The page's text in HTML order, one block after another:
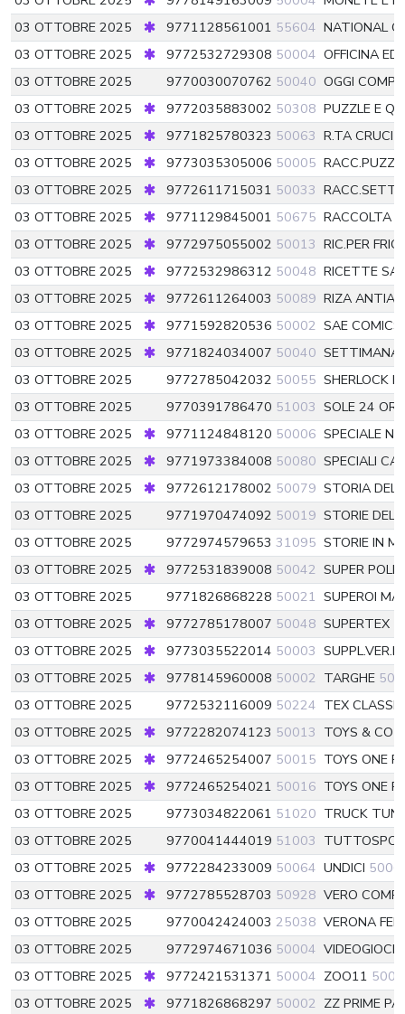
03 OTTOBRE 2025
9771128561001 55604 NATIONAL
03 OTTOBRE 2025
9772532729308 50004 OFFICINA
03 OTTOBRE 2025
9770030070762 50040 OGGI
03 OTTOBRE 2025
9772035883002 50308 PUZZLE E
03 OTTOBRE 2025
9771825780323 50063 R.TA CRUCI
03 OTTOBRE 2025
9773035305006 50005
03 OTTOBRE 2025
9772611715031 50033
03 OTTOBRE 2025
9771129845001 50675 RACCOLTA
03 OTTOBRE 2025
9772975055002 50013 RIC.PER
03 OTTOBRE 2025
9772532986312 50048 RICETTE
03 OTTOBRE 2025
9772611264003 50089 RIZA
03 OTTOBRE 2025
9771592820536 50002 SAE
03 OTTOBRE 2025
9771824034007 50040
03 OTTOBRE 2025
9772785042032 50055 SHERLOCK
03 OTTOBRE 2025
9770391786470 51003 SOLE 24
03 OTTOBRE 2025
9771124848120 50006 SPECIALE
03 OTTOBRE 2025
9771973384008 50080 SPECIALI
03 OTTOBRE 2025
9772612178002 50079 STORIA
03 OTTOBRE 2025
9771970474092 50019 STORIE
03 OTTOBRE 2025
9772974579653 31095 STORIE IN
03 OTTOBRE 2025
9772531839008 50042 SUPER
03 OTTOBRE 2025
9771826868228 50021 SUPEROI
03 OTTOBRE 2025
9772785178007 50048 SUPERTEX
03 OTTOBRE 2025
9773035522014 50003
03 OTTOBRE 2025
9778145960008 50002 TARGHE
03 OTTOBRE 2025
9772532116009 50224 TEX
03 OTTOBRE 2025
9772282074123 50013 TOYS & CO
03 OTTOBRE 2025
9772465254007 50015 TOYS ONE
03 OTTOBRE 2025
9772465254021 50016 TOYS ONE
03 OTTOBRE 2025
9773034822061 51020 TRUCK
03 OTTOBRE 2025
9770041444019 51003
03 OTTOBRE 2025
9772284233009 50064 UNDICI
03 OTTOBRE 2025
9772785528703 50928 VERO
03 OTTOBRE 2025
9770042424003 25038 VERONA
03 OTTOBRE 2025
9772974671036 50004
03 OTTOBRE 2025
9772421531371 50004 ZOO11
03 OTTOBRE 2025
9771826868297 50002 ZZ PRIME